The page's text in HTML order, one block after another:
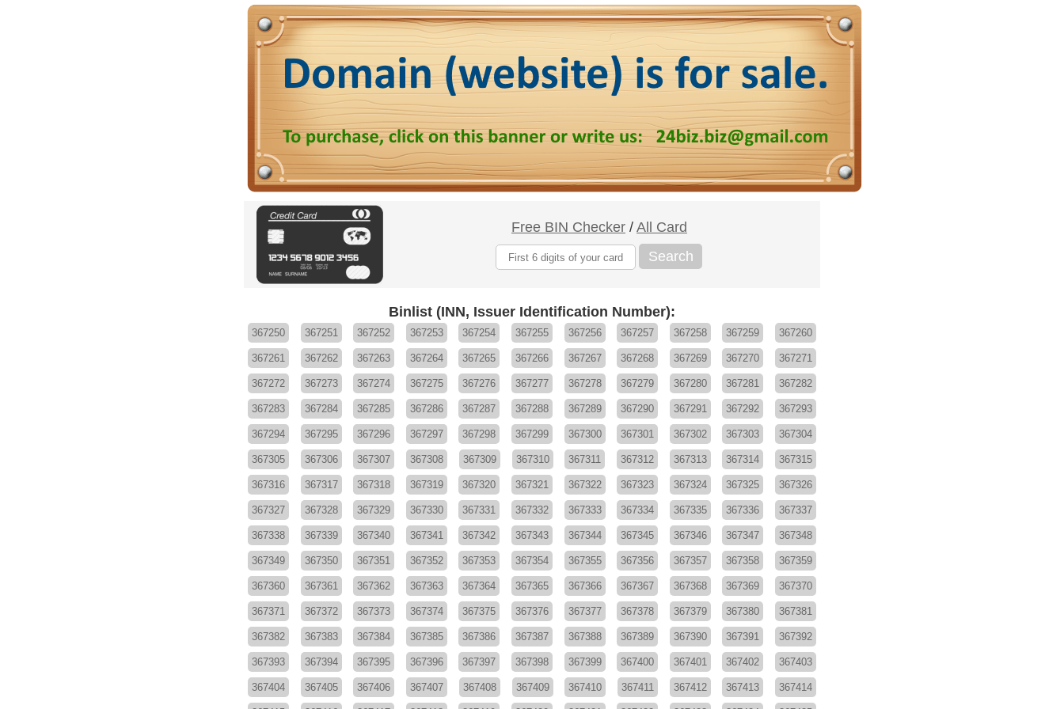
Free BIN Checker / All Card
Search
Binlist (INN, Issuer Identification Number):
367250 367251 367252 367253 367254 367255 367256 367257 367258 367259 367260
367261 367262 367263 367264 367265 367266 367267 367268 367269 367270 367271
367272 367273 367274 367275 367276 367277 367278 367279 367280 367281 367282
367283 367284 367285 367286 367287 367288 367289 367290 367291 367292 367293
367294 367295 367296 367297 367298 367299 367300 367301 367302 367303 367304
367305 367306 367307 367308 367309 367310 367311 367312 367313 367314 367315
367316 367317 367318 367319 367320 367321 367322 367323 367324 367325 367326
367327 367328 367329 367330 367331 367332 367333 367334 367335 367336 367337
367338 367339 367340 367341 367342 367343 367344 367345 367346 367347 367348
367349 367350 367351 367352 367353 367354 367355 367356 367357 367358 367359
367360 367361 367362 367363 367364 367365 367366 367367 367368 367369 367370
367371 367372 367373 367374 367375 367376 367377 367378 367379 367380 367381
367382 367383 367384 367385 367386 367387 367388 367389 367390 367391 367392
367393 367394 367395 367396 367397 367398 367399 367400 367401 367402 367403
367404 367405 367406 367407 367408 367409 367410 367411 367412 367413 367414